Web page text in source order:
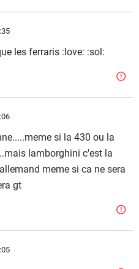
les ferraris :love: :sol:
si la 430 ou la
lamborghini c'est la
meme si ca ne sera
gt